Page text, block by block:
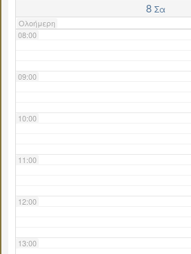
8 Σα
Ολοήμερη
08:00
09:00
10:00
11:00
12:00
13:00